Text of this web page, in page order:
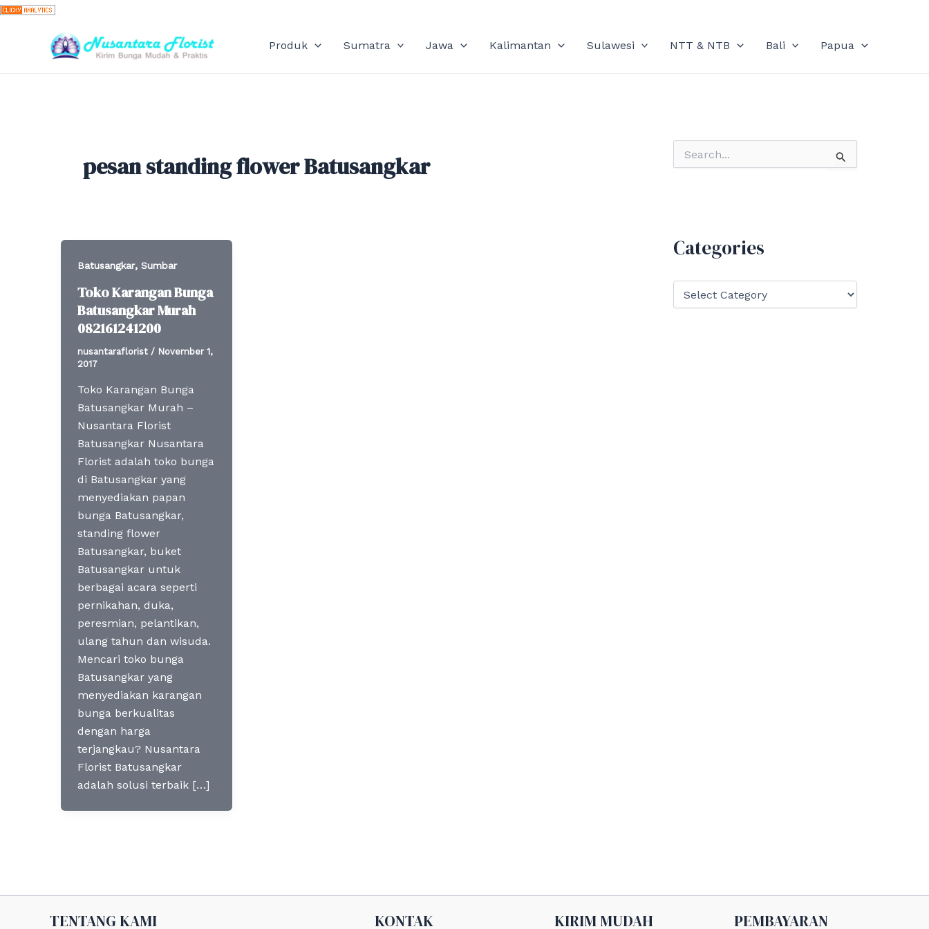
Skip
content
Produk Sumatra Jawa Kalimantan Sulawesi NTT & NTB Bali Papua
pesan standing flower Batusangkar
Batusangkar, Sumbar
Toko Karangan Bunga
Batusangkar Murah
082161241200
nusantaraflorist / November 1,
2017
Toko Karangan Bunga
Batusangkar Murah –
Nusantara Florist
Batusangkar Nusantara
Florist adalah toko bunga
di Batusangkar yang
menyediakan papan
bunga Batusangkar,
standing flower
Batusangkar, buket
Batusangkar untuk
berbagai acara seperti
pernikahan, duka,
peresmian, pelantikan,
ulang tahun dan wisuda.
Mencari toko bunga
Batusangkar yang
menyediakan karangan
bunga berkualitas
dengan harga
terjangkau? Nusantara
Florist Batusangkar
adalah solusi terbaik […]
o
Categories
TENTANG KAMI KONTAK KIRIM MUDAH PEMBAYARAN